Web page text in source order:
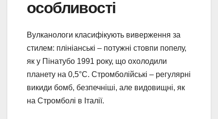
особливості
Вулканологи класифікують виверження за
стилем: плініанські – потужні стовпи попелу,
як у Пінатубо 1991 року, що охолодили
планету на 0,5°C. Стромболійські – регулярні
викиди бомб, безпечніші, але видовищні, як
на Стромболі в Італії.